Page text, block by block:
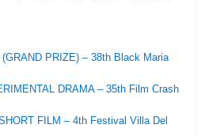
PRIZE) – 38th Black Maria
DRAMA – 35th Film Crash
FILM – 4th Festival Villa Del